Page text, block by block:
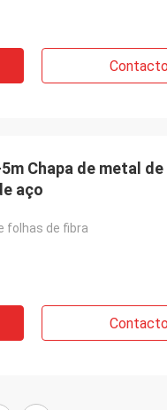
Contacto
Chapa de metal
aço
folhas de fibra
Contacto